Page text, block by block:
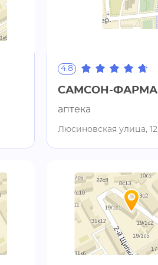
4.8
САМСОН-ФАРМА
аптека
Люсиновская улица, 12